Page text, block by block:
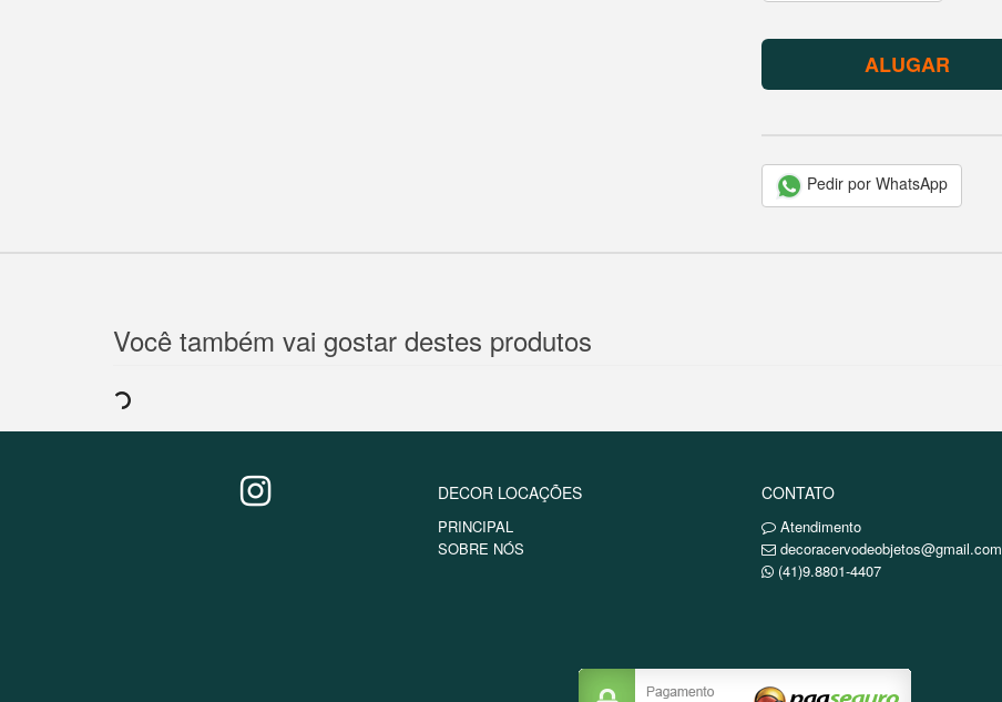
ALUGAR
Pedir por WhatsApp
Você também vai gostar destes produtos
DECOR LOCAÇÕES
PRINCIPAL
SOBRE NÓS
CONTATO
Atendimento
decoracervodeobjetos@gmail.com
(41)9.8801-4407